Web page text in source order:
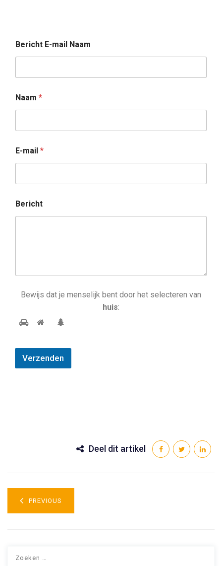
Bericht E-mail Naam
Naam *
E-mail *
Bericht
Bewijs dat je menselijk bent door het selecteren van
huis:
Verzenden
Deel dit artikel
PREVIOUS